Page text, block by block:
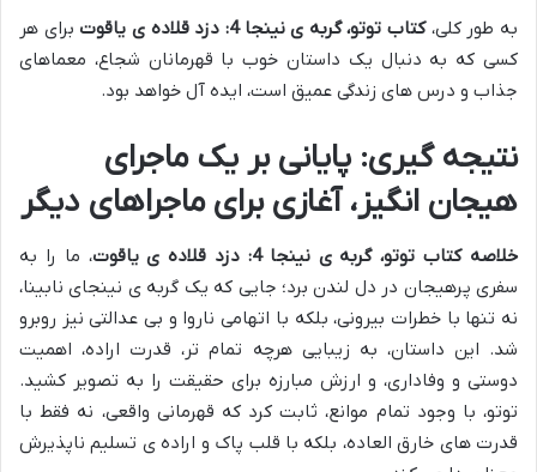
به طور کلی،کتاب توتو، گربه ی نینجا 4: دزد قلاده ی یاقوت
برای هر
کسی که به دنبال یک داستان خوب با قهرمانان شجاع، معماهای
جذاب و درس های زندگی عمیق است، ایده آل خواهد بود.
نتیجه گیری: پایانی بر یک ماجرای
هیجان انگیز، آغازی برای ماجراهای دیگر
خلاصه کتاب توتو، گربه ی نینجا 4: دزد قلاده ی یاقوت
، ما را به
سفری پرهیجان در دل لندن برد؛ جایی که یک گربه ی نینجای نابینا،
نه تنها با خطرات بیرونی، بلکه با اتهامی ناروا و بی عدالتی نیز روبرو
شد. این داستان، به زیبایی هرچه تمام تر، قدرت اراده، اهمیت
دوستی و وفاداری، و ارزش مبارزه برای حقیقت را به تصویر کشید.
توتو، با وجود تمام موانع، ثابت کرد که قهرمانی واقعی، نه فقط با
قدرت های خارق العاده، بلکه با قلب پاک و اراده ی تسلیم ناپذیرش